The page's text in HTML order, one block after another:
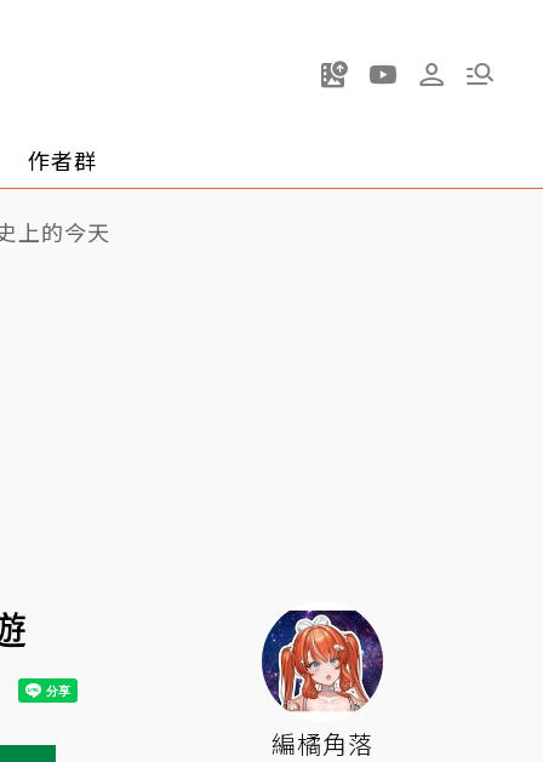
作者群
上的今天
編橘角落